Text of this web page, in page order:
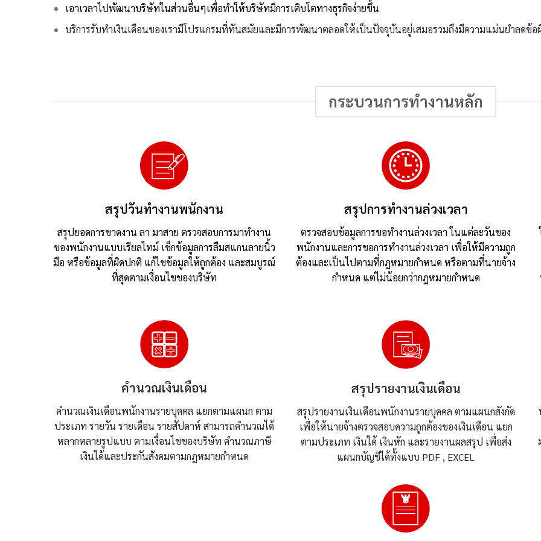
เอาเวลาไปพัฒนาบริษัทในส่วนอื่นๆเพื่อทำให้บริษัทมีการเติบโตทางธุรกิจง่ายขึ้น
บริการรับทำเงินเดือนของเรามีโปรแกรมที่ทันสมัยและมีการพัฒนาตลอดให้เป็นปัจจุบันอยู่เสมอรวมถึงมีความแม่นยำลดข้
กระบวนการทำงานหลัก
สรุปวันทำงานพนักงาน
สรุปยอดการขาดงาน ลา มาสาย ตรวจสอบการมาทำงาน
ของพนักงานแบบเรียลไทม์ เช็กข้อมูลการลืมสแกนลายนิ้ว
มือ หรือข้อมูลที่ผิดปกติ แก้ไขข้อมูลให้ถูกต้อง และสมบูรณ์
ที่สุดตามเงื่อนไขของบริษัท
สรุปการทำงานล่วงเวลา
ตรวจสอบข้อมูลการขอทำงานล่วงเวลา ในแต่ละวันของ
พนักงานและการขอการทำงานล่วงเวลา เพื่อให้มีความถูก
ต้องและเป็นไปตามที่กฎหมายกำหนด หรือตามที่นายจ้าง
กำหนด แต่ไม่น้อยกว่ากฎหมายกำหนด
คำนวณเงินเดือน
คำนวณเงินเดือนพนักงานรายบุคคล แยกตามแผนก ตาม
ประเภท รายวัน รายเดือน รายสัปดาห์ สามารถคำนวณได้
หลากหลายรูปแบบ ตามเงื่อนไขของบริษัท คำนวณภาษี
เงินได้และประกันสังคมตามกฎหมายกำหนด
สรุปรายงานเงินเดือน
สรุปรายงานเงินเดือนพนักงานรายบุคคล ตามแผนกสังกัด
เพื่อให้นายจ้างตรวจสอบความถูกต้องของเงินเดือน แยก
ตามประเภท เงินได้ เงินหัก และรายงานผลสรุป เพื่อส่ง
แผนกบัญชีได้ทั้งแบบ PDF , EXCEL